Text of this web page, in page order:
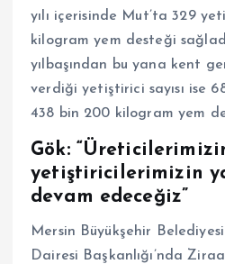
yılı içerisinde Mut’ta 329
kilogram yem desteği
yılbaşından bu yana kent
verdiği yetiştirici sayısı ise
438 bin 200 kilogram yem
Gök:
yetiştiricilerimizin
devam edeceğiz”
Mersin Büyükşehir
Dairesi Başkanlığı’nda